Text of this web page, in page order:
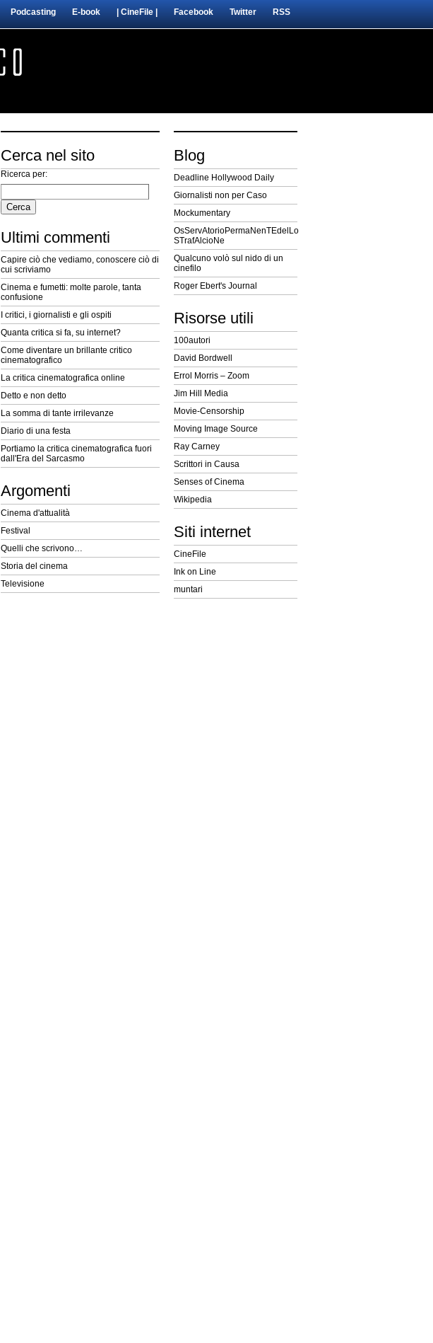
Podcasting E-book | CineFile | Facebook Twitter RSS
Cerca nel sito
Ricerca per:
Ultimi commenti
Capire ciò che vediamo, conoscere ciò di
cui scriviamo
Cinema e fumetti: molte parole, tanta
confusione
I critici, i giornalisti e gli ospiti
Quanta critica si fa, su internet?
Come diventare un brillante critico
cinematografico
La critica cinematografica online
Detto e non detto
La somma di tante irrilevanze
Diario di una festa
Portiamo la critica cinematografica fuori
dall'Era del Sarcasmo
Argomenti
Cinema d'attualità
Festival
Quelli che scrivono…
Storia del cinema
Televisione
Blog
Deadline Hollywood Daily
Giornalisti non per Caso
Mockumentary
OsServAtorioPermaNenTEdelLo
STrafAlcioNe
Qualcuno volò sul nido di un
cinefilo
Roger Ebert's Journal
Risorse utili
100autori
David Bordwell
Errol Morris – Zoom
Jim Hill Media
Movie-Censorship
Moving Image Source
Ray Carney
Scrittori in Causa
Senses of Cinema
Wikipedia
Siti internet
CineFile
Ink on Line
muntari